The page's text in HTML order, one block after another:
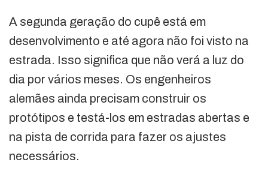
A segunda geração do cupê está em
desenvolvimento e até agora não foi visto na
estrada. Isso significa que não verá a luz do
dia por vários meses. Os engenheiros
alemães ainda precisam construir os
protótipos e testá-los em estradas abertas e
na pista de corrida para fazer os ajustes
necessários.